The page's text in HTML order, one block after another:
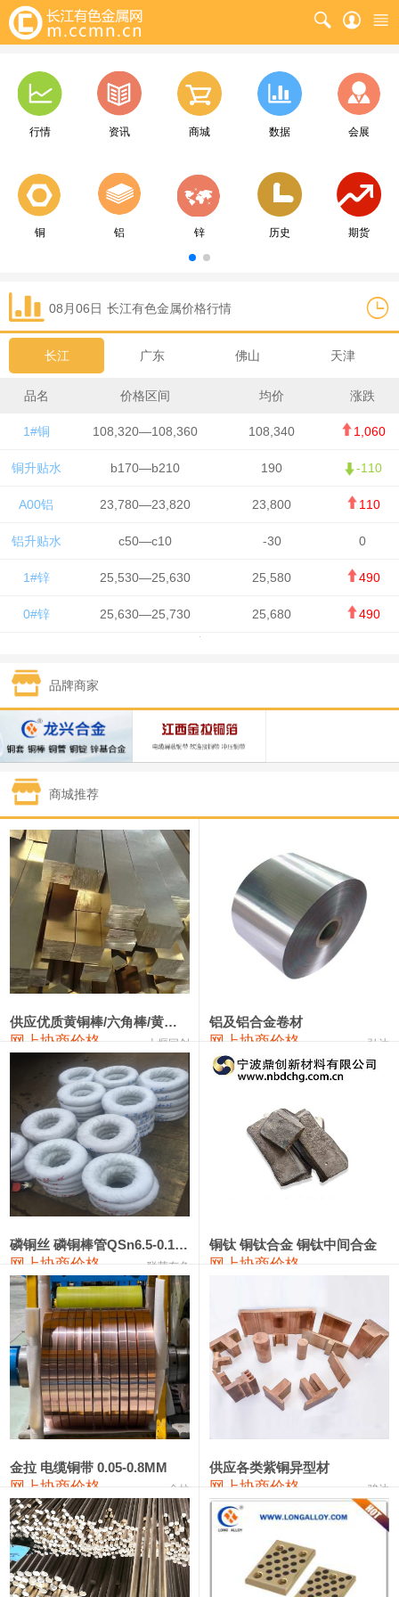
行情 资讯 商城 数据 会展
铜 铝 锌 历史 期货
08月06日 长江有色金属价格行情
长江 广东 佛山 天津
品名 价格区间 均价 涨跌
1#铜 108,320—108,360 108,340 1,060
铜升贴水 b170—b210 190 -110
A00铝 23,780—23,820 23,800 110
铝升贴水 c50—c10 -30 0
1#锌 25,530—25,630 25,580 490
0#锌 25,630—25,730 25,680 490
1#锡 434,750—436,750
1#镍 131,200—132,400
1#白银 15,170—15,180 15,175 615
钯金
1#钴 331,000—351,000
1#锑 88,000—94,000 91,000
2#锑 84,000—90,000 87,000 0
1#镁 17,000—18,000 17,500
1#电解锰(99.7%袋装) 17,900—18,100 18,000
1#电解锰 18,800—19,000 18,900
1#铬 60,000—82,000
2202#硅 14,100—14,300
553#硅 9,200—9,400 9,300
3303#硅 10,300—10,500 10,400
441#硅 9,500—9,700
金属硅553#-331# 10,000 0
漆包线 111,610—115,610 113,610
磷铜合金 110,400—117,200 113,800 1,050
无氧铜丝(硬) 109,350—109,650 109,500
R410A专用紫铜管 113,340—113,340
铸造铝合金锭(A380） 26,200—26,400 26,300 100
铝合金ADC12 24,100—24,300 100
铸造铝合金锭(ZL102) 24,100—24,300 24,200
品牌商家
商城推荐
供应优质黄铜棒/六角棒/黄铜方板
网上协商价格 十堰同创
铝及铝合金卷材
网上协商价格 弘达
磷铜丝 磷铜棒管QSn6.5-0.1 7-0.2 8-0.3
网上协商价格 联荣有色
铜钛 铜钛合金 铜钛中间合金
网上协商价格
金拉 电缆铜带 0.05-0.8MM
网上协商价格 金拉
供应各类紫铜异型材
网上协商价格 骏达